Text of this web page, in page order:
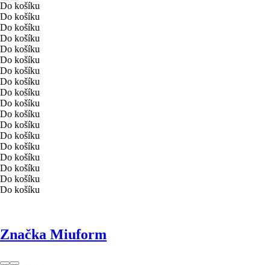
Do košíku
Do košíku
Do košíku
Do košíku
Do košíku
Do košíku
Do košíku
Do košíku
Do košíku
Do košíku
Do košíku
Do košíku
Do košíku
Do košíku
Do košíku
Do košíku
Do košíku
Do košíku
Značka Miuform